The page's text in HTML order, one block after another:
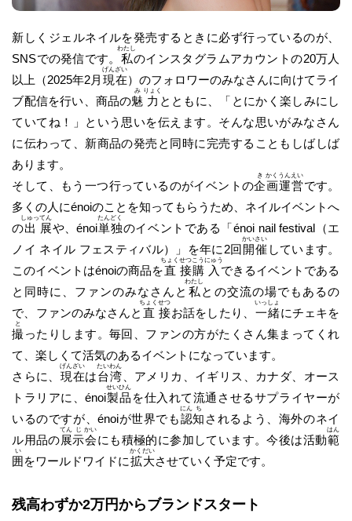
新しくジェルネイルを発売するときに必ず行っているのが、
SNSでの発信です。 私
わたし
のインスタグラムアカウントの20万人
以上（2025年2月 現
げん
在
ざい
）のフォロワーのみなさんに向けてライ
ブ配信を行い、商品の魅
み
力
りょく
とともに、「とにかく楽しみにし
ていてね！」という思いを伝えます。そんな思いがみなさん
に伝わって、新商品の発売と同時に完売することもしばしば
あります。
そして、もう一つ行っているのがイベントの企
き
画
かく
運
うん
営
えい
です。
多くの人にénoiのことを知ってもらうため、ネイルイベントへ
の出
しゅっ
展
てん
や、énoi単
たん
独
どく
のイベントである「énoi nail festival（エ
ノイ ネイル フェスティバル）」を年に2回開
かい
催
さい
しています。
このイベントはénoiの商品を直
ちょく
接
せつ
購
こう
入
にゅう
できるイベントである
と同時に、ファンのみなさんと 私
わたし
との交流の場でもあるの
で、ファンのみなさんと 直
ちょく
接
せつ
お話をしたり、 一
いっ
緒
しょ
にチェキを
撮
と
ったりします。毎回、ファンの方がたくさん集まってくれ
て、楽しくて活気のあるイベントになっています。
さらに、 現
げん
在
ざい
は台
たい
湾
わん
、アメリカ、イギリス、カナダ、オース
トラリアに、énoi製
せい
品
ひん
を仕入れて流通させるサプライヤーが
いるのですが、énoiが世界でも認
にん
知
ち
されるよう、海外のネイ
ル用品の展
てん
示
じ
会
かい
にも積極的に参加しています。今後は活動範
はん
囲
い
をワールドワイドに拡
かく
大
だい
させていく予定です。
残高わずか2万円からブランドスタート